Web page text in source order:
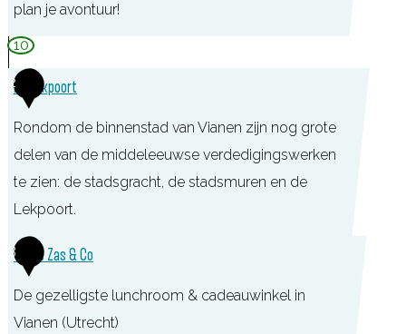
plan je avontuur!
T
O
P
V
i
a
n
n
10
2De Lekpoort
Rondom de binnenstad van Vianen zijn nog grote
delen van de middeleeuwse verdedigingswerken
te zien: de stadsgracht, de stadsmuren en de
Lekpoort.
D
e
L
e
3Tante Zas & Co
De gezelligste lunchroom & cadeauwinkel in
Vianen (Utrecht)